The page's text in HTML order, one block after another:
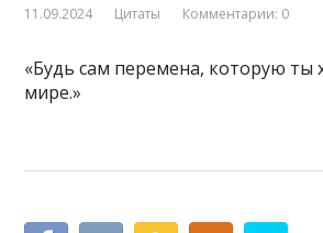
11.09.2024 Цитаты Комментарии: 0
«Будь сам перемена, которую ты
мире.»